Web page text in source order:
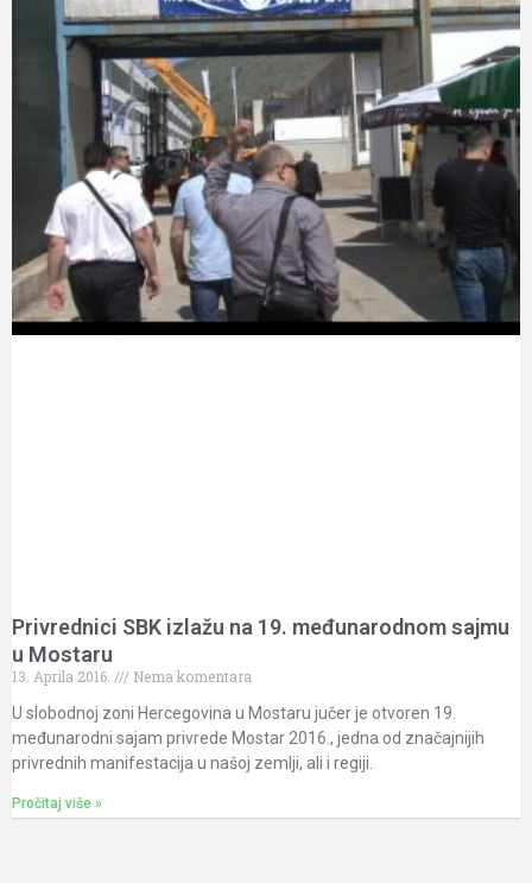
Privrednici SBK izlažu na 19. međunarodnom sajmu
u Mostaru
13. Aprila 2016.
Nema komentara
U slobodnoj zoni Hercegovina u Mostaru jučer je otvoren 19.
međunarodni sajam privrede Mostar 2016., jedna od značajnijih
privrednih manifestacija u našoj zemlji, ali i regiji.
Pročitaj više »